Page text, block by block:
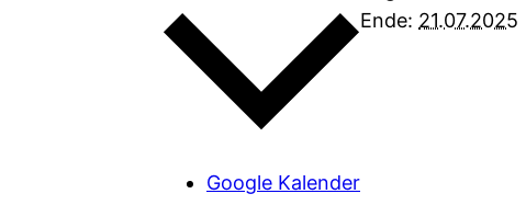
Google Kalender
Ende: 21.07.2025